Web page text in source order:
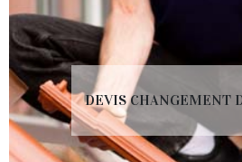
DEVIS CHANGEMENT